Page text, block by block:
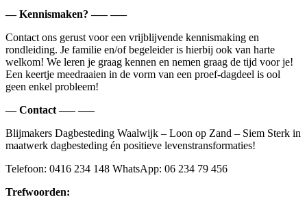
— Kennismaken? —– —–
Contact ons gerust voor een vrijblijvende kennismaking en
rondleiding. Je familie en/of begeleider is hierbij ook van harte
welkom! We leren je graag kennen en nemen graag de tijd voor je!
Een keertje meedraaien in de vorm van een proef-dagdeel is ool
geen enkel probleem!
— Contact —– —–
Blijmakers Dagbesteding Waalwijk – Loon op Zand – Siem Sterk in
maatwerk dagbesteding én positieve levenstransformaties!
Telefoon: 0416 234 148 WhatsApp: 06 234 79 456
Trefwoorden: